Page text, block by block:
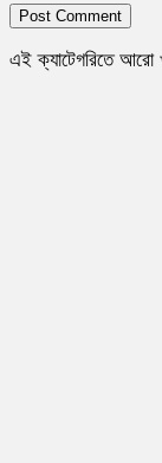
এই ক্যাটেগরিতে আরো